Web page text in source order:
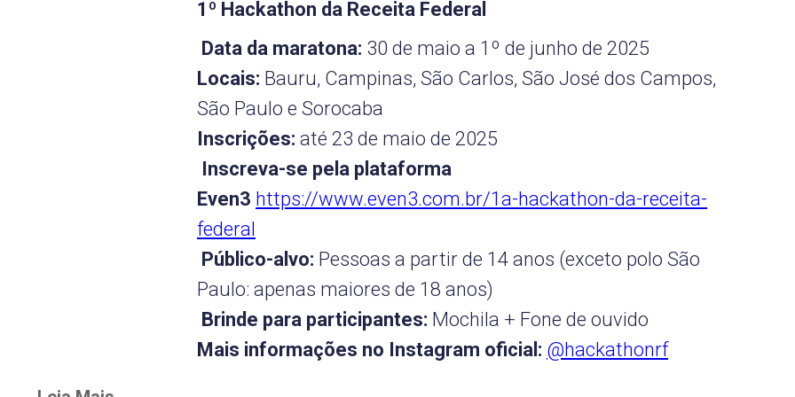
1º Hackathon da Receita Federal
Data da maratona: 30 de maio a 1º de junho de 2025
Locais: Bauru, Campinas, São Carlos, São José dos Campos,
São Paulo e Sorocaba
Inscrições: até 23 de maio de 2025
Inscreva-se pela plataforma
Even3 https://www.even3.com.br/1a-hackathon-da-receita-
federal
Público-alvo: Pessoas a partir de 14 anos (exceto polo São
Paulo: apenas maiores de 18 anos)
Brinde para participantes: Mochila + Fone de ouvido
Mais informações no Instagram oficial: @hackathonrf